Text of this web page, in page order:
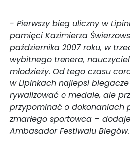
- Pierwszy bieg uliczny w
pamięci Kazimierza
października 2007 roku, w
wybitnego trenera,
młodzieży. Od tego czasu
w Lipinkach najlepsi
rywalizować o medale, ale
przypominać o dokonaniach
zmarłego sportowca –
Ambasador Festiwalu Biegów.